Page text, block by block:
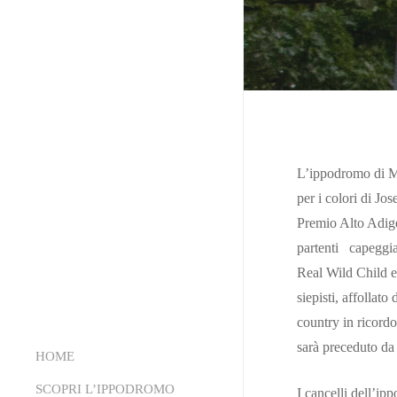
HOME
SCOPRI L’IPPODROMO
L’ippodromo di
per i colori di
Premio Alto
partenti
Real Wild Child
siepisti, affollato
country in
sarà preceduto
I cancelli